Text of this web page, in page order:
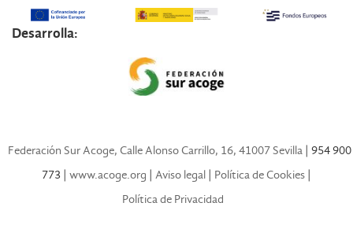
Desarrolla:
Federación Sur Acoge, Calle Alonso Carrillo, 16, 41007 Sevilla | 954 900
773 | www.acoge.org | Aviso legal | Política de Cookies |
Política de Privacidad